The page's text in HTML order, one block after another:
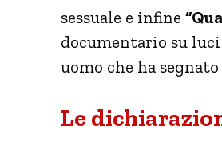
sessuale e infine
documentario su
uomo che ha
Le